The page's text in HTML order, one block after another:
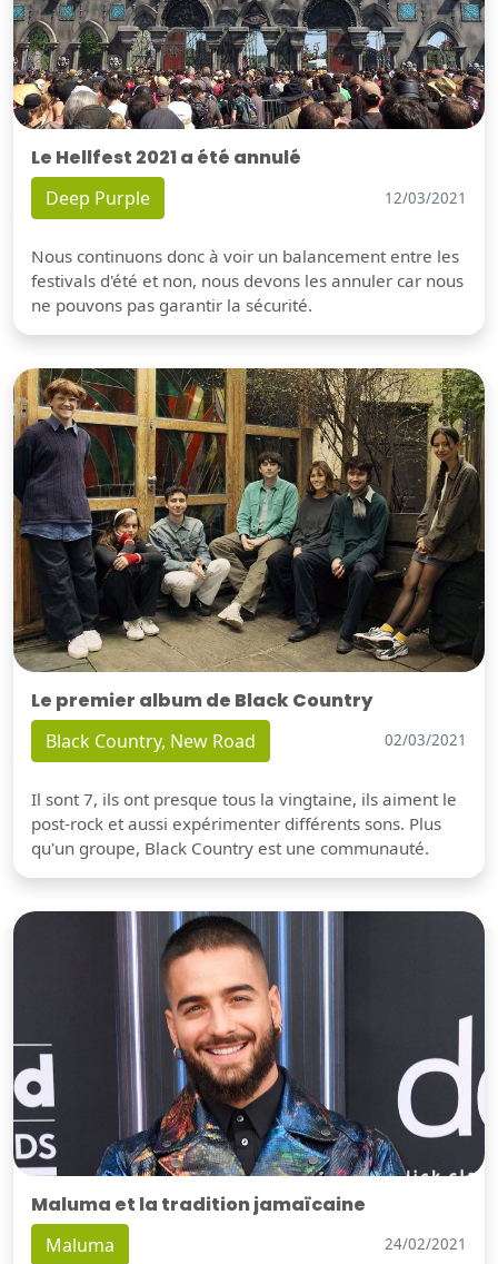
Le Hellfest 2021 a été annulé
Deep Purple 12/03/2021
Nous continuons donc à voir un balancement entre les
festivals d'été et non, nous devons les annuler car nous
ne pouvons pas garantir la sécurité.
Le premier album de Black Country
Black Country, New Road 02/03/2021
Il sont 7, ils ont presque tous la vingtaine, ils aiment le
post-rock et aussi expérimenter différents sons. Plus
qu'un groupe, Black Country est une communauté.
Maluma et la tradition jamaïcaine
Maluma 24/02/2021